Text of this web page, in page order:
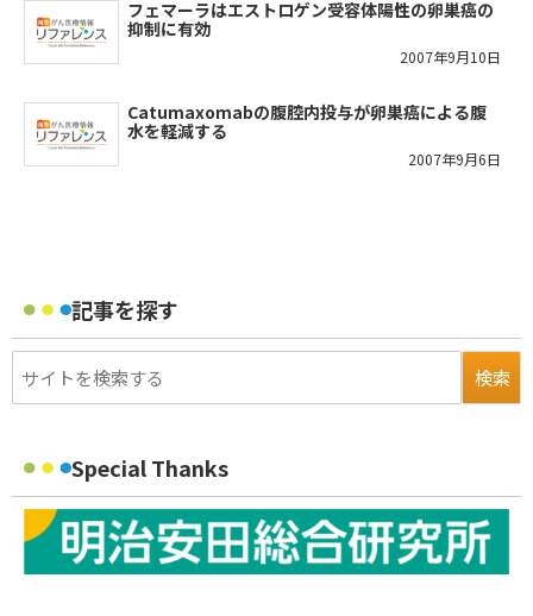
フェマーラはエストロゲン受容体陽性の卵巣癌の
抑制に有効
2007年9月10日
Catumaxomabの腹腔内投与が卵巣癌による腹
水を軽減する
2007年9月6日
記事を探す
Special Thanks